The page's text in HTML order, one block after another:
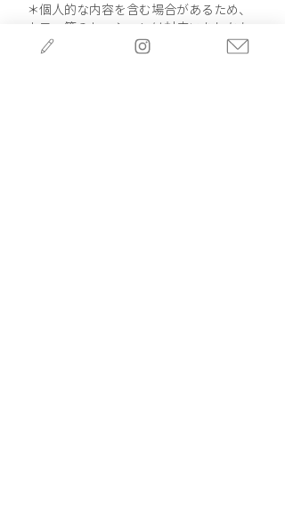
＊個人的な内容を含む場合があるため、
カフェ等のセッションは対応いたしかね
ます。